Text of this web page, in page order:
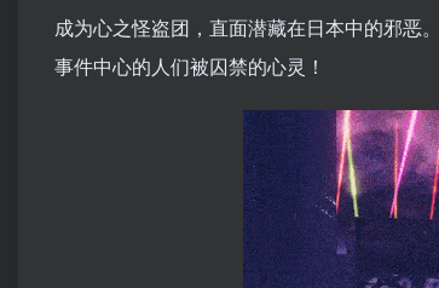
成为心之怪盗团，直面潜藏在日本中的邪
事件中心的人们被囚禁的心灵！